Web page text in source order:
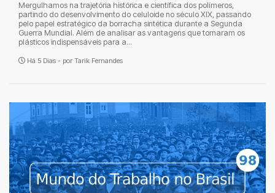
Mergulhamos na trajetória histórica e científica dos polímeros,
partindo do desenvolvimento do celuloide no século XIX, passando
pelo papel estratégico da borracha sintética durante a Segunda
Guerra Mundial. Além de analisar as vantagens que tornaram os
plásticos indispensáveis para a...
Há 5 Dias - por Tarik Fernandes